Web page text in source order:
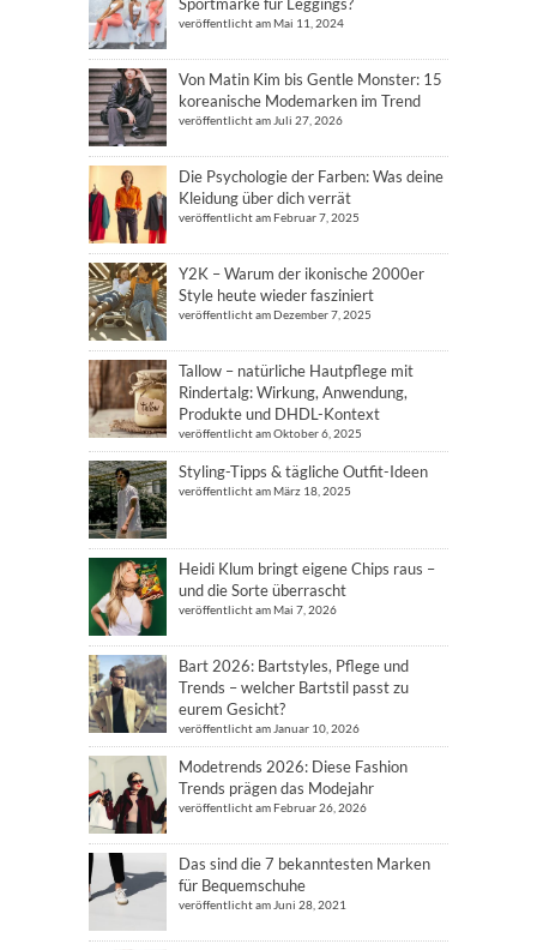
veröffentlicht am Mai 11, 2024
Von Matin Kim bis Gentle Monster: 15
koreanische Modemarken im Trend
veröffentlicht am Juli 27, 2026
Die Psychologie der Farben: Was deine
Kleidung über dich verrät
veröffentlicht am Februar 7, 2025
Y2K – Warum der ikonische 2000er
Style heute wieder fasziniert
veröffentlicht am Dezember 7, 2025
Tallow – natürliche Hautpflege mit
Rindertalg: Wirkung, Anwendung,
Produkte und DHDL-Kontext
veröffentlicht am Oktober 6, 2025
Styling-Tipps & tägliche Outfit-Ideen
veröffentlicht am März 18, 2025
Heidi Klum bringt eigene Chips raus –
und die Sorte überrascht
veröffentlicht am Mai 7, 2026
Bart 2026: Bartstyles, Pflege und
Trends – welcher Bartstil passt zu
eurem Gesicht?
veröffentlicht am Januar 10, 2026
Modetrends 2026: Diese Fashion
Trends prägen das Modejahr
veröffentlicht am Februar 26, 2026
Das sind die 7 bekanntesten Marken
für Bequemschuhe
veröffentlicht am Juni 28, 2021